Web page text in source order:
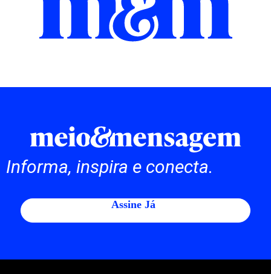
Informa, inspira e conecta.
Assine Já